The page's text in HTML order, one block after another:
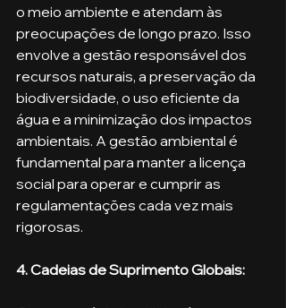
o meio ambiente e atendam às
preocupações de longo prazo. Isso
envolve a gestão responsável dos
recursos naturais, a preservação da
biodiversidade, o uso eficiente da
água e a minimização dos impactos
ambientais. A gestão ambiental é
fundamental para manter a licença
social para operar e cumprir as
regulamentações cada vez mais
rigorosas.
4. Cadeias de Suprimento Globais: